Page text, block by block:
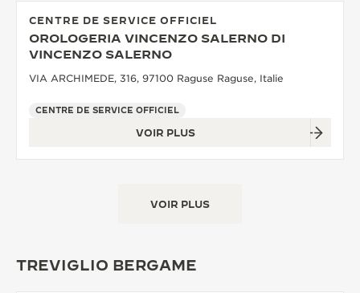
CENTRE DE SERVICE OFFICIEL
OROLOGERIA VINCENZO SALERNO DI
VINCENZO SALERNO
VIA ARCHIMEDE, 316, 97100 Raguse Raguse, Italie
CENTRE DE SERVICE OFFICIEL
VOIR PLUS
VOIR PLUS
TREVIGLIO BERGAME